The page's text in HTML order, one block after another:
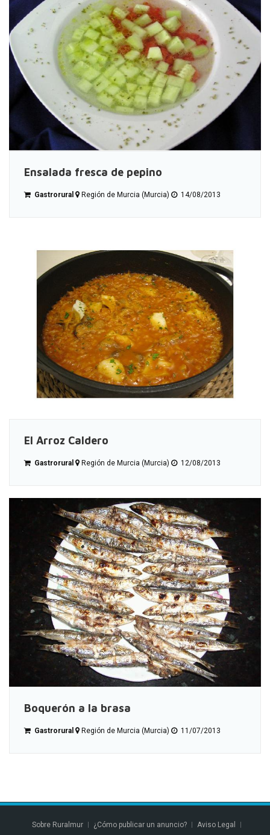
Ensalada fresca de pepino
Gastrorural Región de Murcia (Murcia) 14/08/2013
El Arroz Caldero
Gastrorural Región de Murcia (Murcia) 12/08/2013
Boquerón a la brasa
Gastrorural Región de Murcia (Murcia) 11/07/2013
Sobre Ruralmur ¿Cómo publicar un anuncio? Aviso Legal